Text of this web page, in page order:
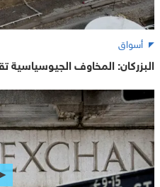
أسواق
البزركان: المخاوف الجيوسياسية